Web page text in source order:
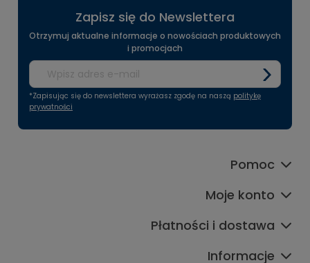
Zapisz się do Newslettera
Otrzymuj aktualne informacje o nowościach produktowych
i promocjach
*Zapisując się do newslettera wyrażasz zgodę na naszą politykę
prywatności
Pomoc
Moje konto
Płatności i dostawa
Informacje